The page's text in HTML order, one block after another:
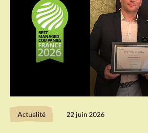
Actualité 22 juin 2026